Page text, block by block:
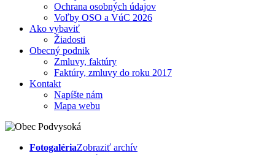
Ochrana osobných údajov
Voľby OSO a VúC 2026
Ako vybaviť
Žiadosti
Obecný podnik
Zmluvy, faktúry
Faktúry, zmluvy do roku 2017
Kontakt
Napíšte nám
Mapa webu
FotogalériaZobraziť archív